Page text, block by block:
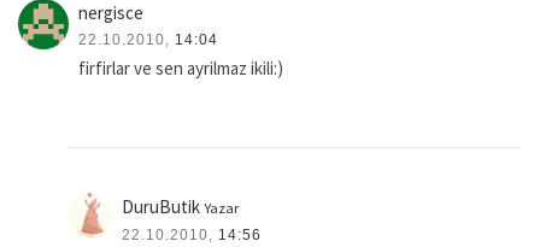
nergisce
22.10.2010, 14:04
firfirlar ve sen ayrilmaz ikili:)
DuruButik Yazar
22.10.2010, 14:56